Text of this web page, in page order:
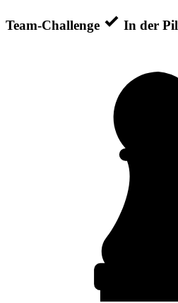
Team-Challenge In der